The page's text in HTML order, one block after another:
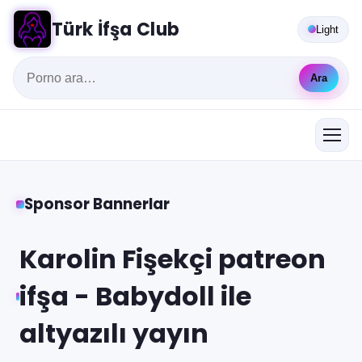
Türk İfşa Club
Ara
Light
Sponsor Bannerlar
Karolin Fişekçi patreon
ifşa - Babydoll ile
altyazılı yayın